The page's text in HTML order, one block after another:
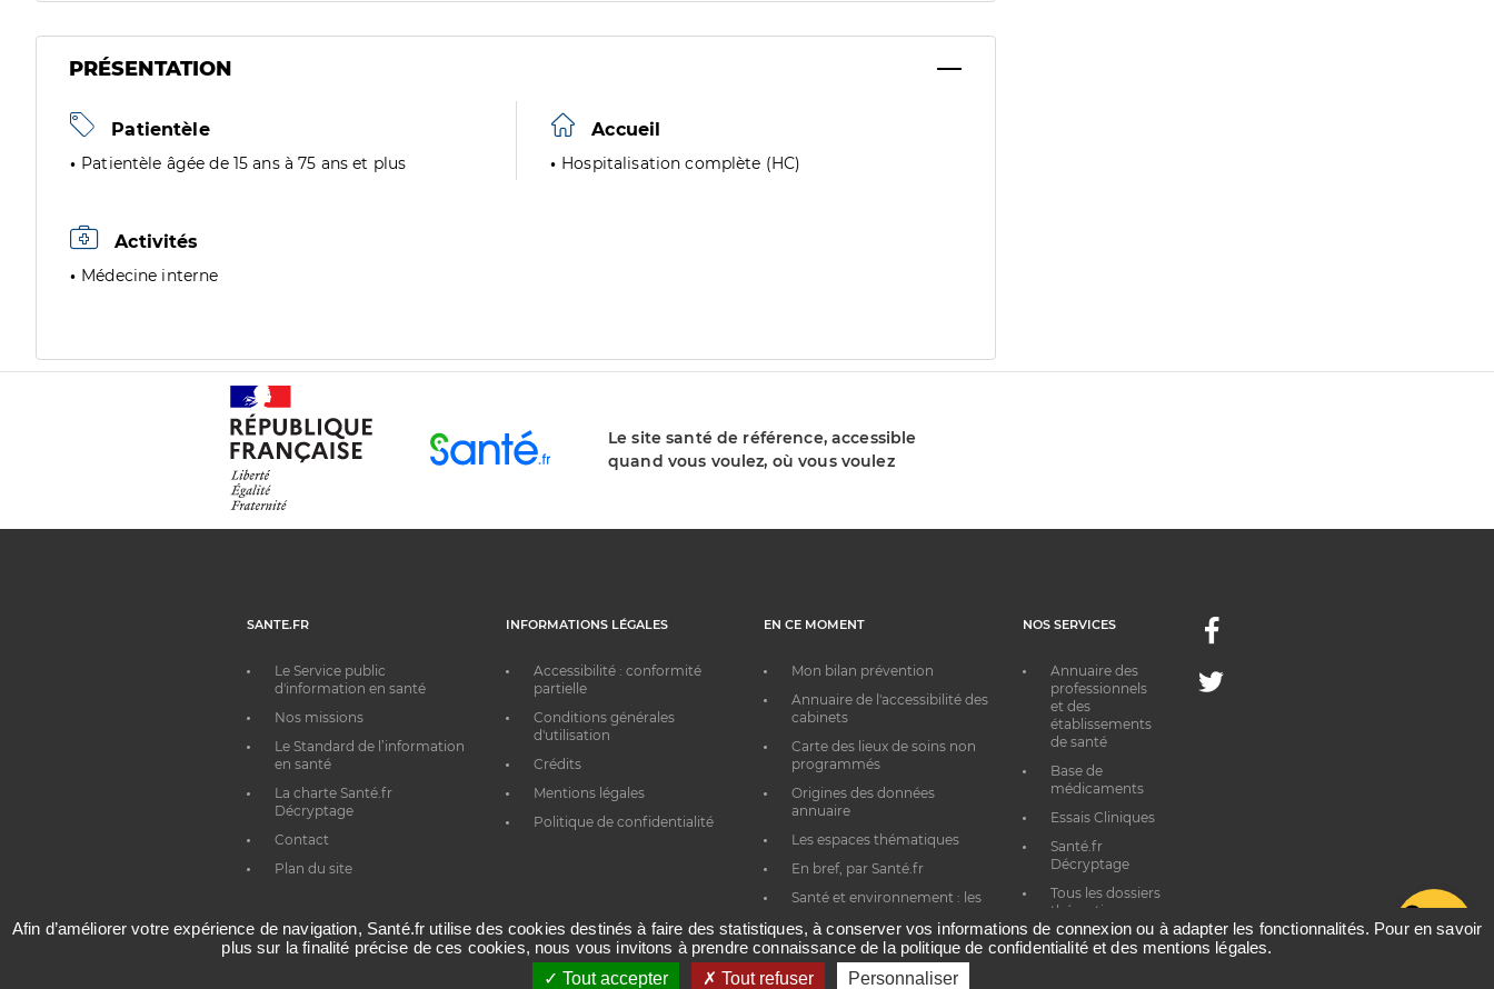
PRÉSENTATION
Patientèle
Patientèle âgée de 15 ans à 75 ans et plus
Accueil
Hospitalisation complète (HC)
Activités
Médecine interne
Le site santé de référence, accessible
quand vous voulez, où vous voulez
SANTE.FR
Le Service public
d'information en santé
Nos missions
Le Standard de l’information
en santé
La charte Santé.fr
Décryptage
Contact
Plan du site
INFORMATIONS LÉGALES
Accessibilité : conformité
partielle
Conditions générales
d'utilisation
Crédits
Mentions légales
Politique de confidentialité
EN CE MOMENT
Mon bilan prévention
Annuaire de l'accessibilité des
cabinets
Carte des lieux de soins non
programmés
Origines des données
annuaire
Les espaces thématiques
En bref, par Santé.fr
Santé et environnement : les
NOS SERVICES
Annuaire des
professionnels
et des
établissements
de santé
Base de
médicaments
Essais Cliniques
Santé.fr
Décryptage
Tous les dossiers
thématiques
Facebook
Twitter
Afin d’améliorer votre expérience de navigation, Santé.fr utilise des cookies destinés à faire des statistiques, à conserver vos informations de connexion ou à adapter les fonctionnalités. Pour en savoir
plus sur la finalité précise de ces cookies, nous vous invitons à prendre connaissance de la politique de confidentialité et des mentions légales.
Tout accepter
Tout refuser Personnaliser